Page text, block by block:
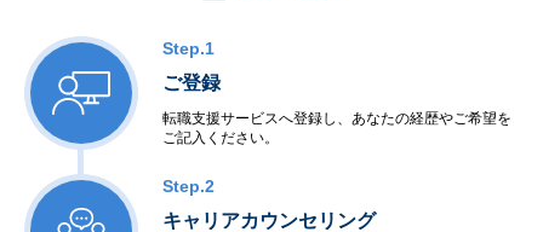
Step.1
ご登録
転職支援サービスへ登録し、あなたの経歴やご希望を
ご記入ください。
Step.2
キャリアカウンセリング